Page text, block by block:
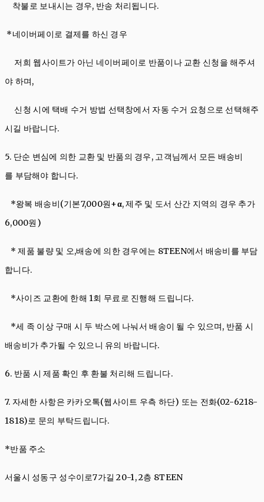
착불로 보내시는 경우, 반송 처리됩니다.
*네이버페이로 결제를 하신 경우
저희 웹사이트가 아닌 네이버페이로 반품이나 교환 신청을 해주셔
야 하며,
신청 시에 택배 수거 방법 선택창에서 자동 수거 요청으로 선택해주
시길 바랍니다.
5. 단순 변심에 의한 교환 및 반품의 경우, 고객님께서 모든 배송비
를 부담해야 합니다.
*왕복 배송비(기본7,000원+α, 제주 및 도서 산간 지역의 경우 추가
6,000원)
* 제품 불량 및 오,배송에 의한 경우에는 8TEEN에서 배송비를 부담
합니다.
*사이즈 교환에 한해 1회 무료로 진행해 드립니다.
*세 족 이상 구매 시 두 박스에 나눠서 배송이 될 수 있으며, 반품 시
배송비가 추가될 수 있으니 유의 바랍니다.
6. 반품 시 제품 확인 후 환불 처리해 드립니다.
7. 자세한 사항은 카카오톡(웹사이트 우측 하단) 또는 전화(02-6218-
1818)로 문의 부탁드립니다.
*반품 주소
서울시 성동구 성수이로7가길 20-1, 2층 8TEEN